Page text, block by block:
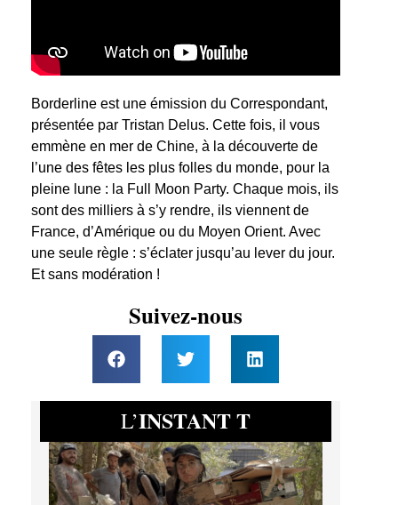
Borderline est une émission du Correspondant,
présentée par Tristan Delus. Cette fois, il vous
emmène en mer de Chine, à la découverte de
l’une des fêtes les plus folles du monde, pour la
pleine lune : la Full Moon Party. Chaque mois, ils
sont des milliers à s’y rendre, ils viennent de
France, d’Amérique ou du Moyen Orient. Avec
une seule règle : s’éclater jusqu’au lever du jour.
Et sans modération !
Suivez-nous
L’INSTANT T